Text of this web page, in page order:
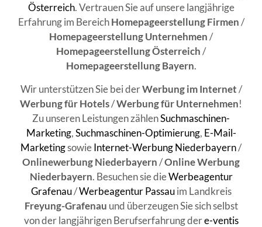
Österreich. Vertrauen Sie auf unsere langjährige
Erfahrung im BereichHomepageerstellung Firmen/
Homepageerstellung Unternehmen/
Homepageerstellung Österreich/
Homepageerstellung Bayern.
Wir unterstützen Sie bei derWerbung im Internet/
Werbung für Hotels/Werbung für Unternehmen!
Zu unseren Leistungen zählenSuchmaschinen-
Marketing,Suchmaschinen-Optimierung, E-Mail-
MarketingsowieInternet-Werbung Niederbayern/
Onlinewerbung Niederbayern/Online Werbung
Niederbayern. Besuchen sie dieWerbeagentur
Grafenau/Werbeagentur Passauim Landkreis
Freyung-Grafenau und überzeugen Sie sich selbst
von der langjährigen Berufserfahrung dere-ventis